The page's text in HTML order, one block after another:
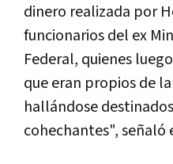
dinero realizada por H
funcionariosdel ex
Federal, quienes luego
queeran propiosde la
hallándosedestinados
cohechantes",señaló